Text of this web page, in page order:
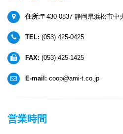
住所:〒430-0837 静岡県浜松市中
TEL: (053) 425-0425
FAX: (053) 425-1425
E-mail: coop@ami-t.co.jp
営業時間